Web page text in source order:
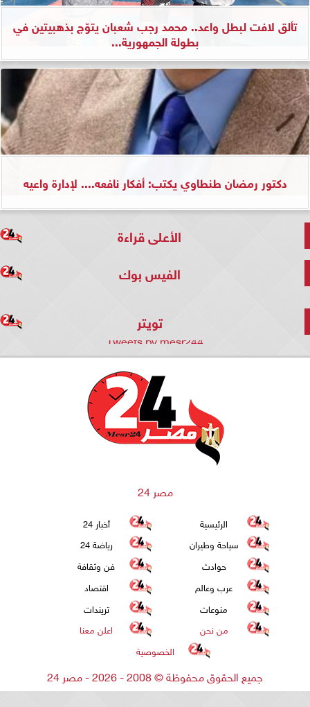
تألق لافت لبطل واعد.. محمد رجب شعبان يتوّج بذهبيتين في
بطولة الجمهورية...
دكتور رمضان طنطاوي يكتب: أفكار نافعه.... لإدارة واعيه
الأعلى قراءة
الفيس بوك
تويتر
Tweets by mesr244
مصر 24
الرئيسية
أخبار 24
سياحة وطيران
رياضة 24
حوادث
فن وثقافة
عرب وعالم
اقتصاد
منوعات
تريندات
من نحن
اعلن معنا
الخصوصية
جميع الحقوق محفوظة©